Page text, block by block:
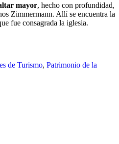
mayor, hecho con profundidad,
Zimmermann. Allí se encuentra la
fue consagrada la iglesia.
de Turismo, Patrimonio de la